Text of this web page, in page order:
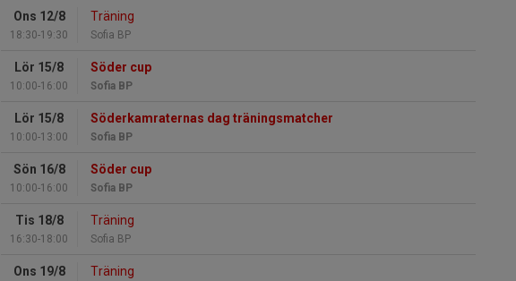
Ons 12/8
18:30-19:30
Träning
Sofia BP
Lör 15/8
10:00-16:00
Söder cup
Sofia BP
Lör 15/8
10:00-13:00
Söderkamraternas dag träningsmatcher
Sofia BP
Sön 16/8
10:00-16:00
Söder cup
Sofia BP
Tis 18/8
16:30-18:00
Träning
Sofia BP
Ons 19/8 Träning